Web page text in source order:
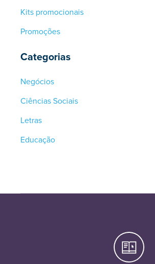
Kits promocionais
Promoções
Categorias
Negócios
Ciências Sociais
Letras
Educação